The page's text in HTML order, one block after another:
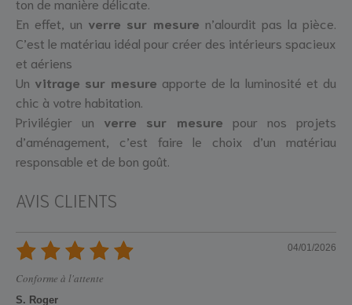
En effet, un verre sur mesure n’alourdit pas la pièce.
C’est le matériau idéal pour créer des intérieurs spacieux
et aériens
Un vitrage sur mesure apporte de la luminosité et du
chic à votre habitation.
Privilégier un verre sur mesure pour nos projets
d’aménagement, c’est faire le choix d’un matériau
responsable et de bon goût.
AVIS CLIENTS
04/01/2026
Conforme à l'attente
S. Roger